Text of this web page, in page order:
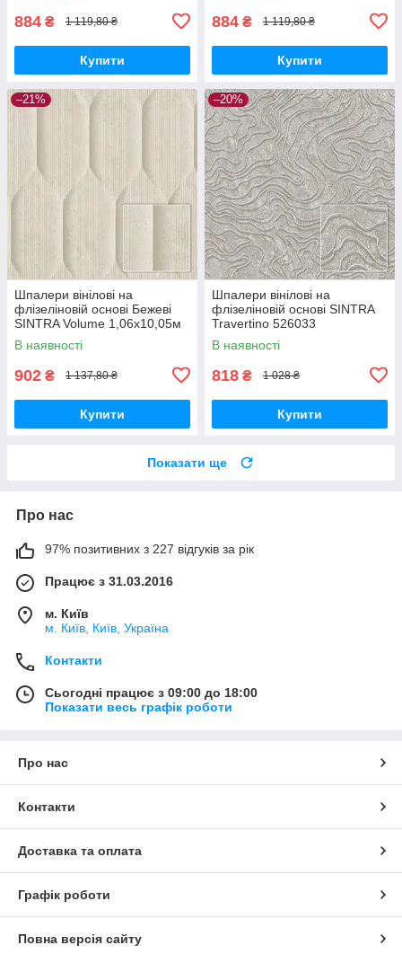
884 ₴ 1 119,80 ₴
Купити
884 ₴ 1 119,80 ₴
Купити
–21%
Шпалери вінілові на
флізеліновій основі Бежеві
SINTRA Volume 1,06х10,05м
(526217)
В наявності
902 ₴ 1 137,80 ₴
Купити
–20%
Шпалери вінілові на
флізеліновій основі SINTRA
Travertino 526033
(1,06х10,05м)
В наявності
818 ₴ 1 028 ₴
Купити
Показати ще
Про нас
97% позитивних з 227 відгуків за рік
Працює з 31.03.2016
м. Київ
м. Київ, Київ, Україна
Контакти
Сьогодні працює з 09:00 до 18:00
Показати весь графік роботи
Про нас
Контакти
Доставка та оплата
Графік роботи
Повна версія сайту